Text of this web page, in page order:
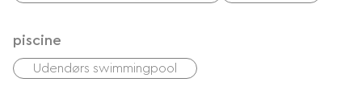
piscine
Udendørs swimmingpool